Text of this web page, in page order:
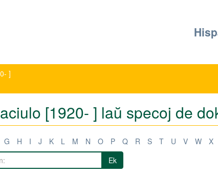
]
[1920- ] laŭ specoj de
G H I J K L M N O P Q R S T U V W X
Ek